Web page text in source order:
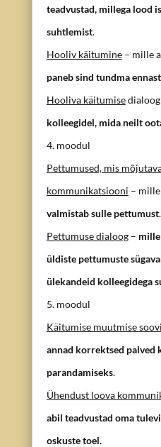
teadvustad, millega lood
suhtlemist.
Hooliv käitumine– mille
paneb sind tundma
Hooliva käitumisedialoog
kolleegidel, mida neilt
4. moodul
Pettumused, mis
kommunikatsiooni –
valmistab sulle pettumust.
Pettumuse dialoog–
üldiste pettumuste
ülekandeid kolleegidega
5. moodul
Käitumise muutmise
annad korrektsed palved
parandamiseks.
Ühendust loova
abil teadvustad oma
oskuste toel.